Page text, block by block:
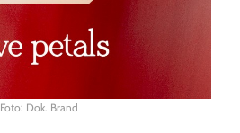
Foto: Dok. Brand